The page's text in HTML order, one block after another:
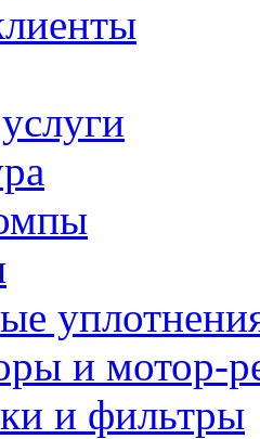
и мотор-
и фильтры